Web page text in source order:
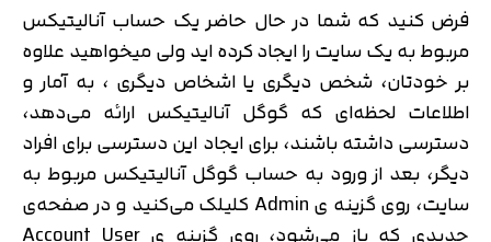
فرض کنید که شما در حال حاضر یک حساب آنالیتیکس
مربوط به یک سایت را ایجاد کرده اید ولی میخواهید علاوه
بر خودتان، شخص دیگری یا اشخاص دیگری ، به آمار و
اطلاعات لحظه‌ای که گوگل آنالیتیکس ارائه می‌دهد،
دسترسی داشته باشند، برای ایجاد این دسترسی برای افراد
دیگر، بعد از ورود به حساب گوگل آنالیتیکس مربوط به
سایت، روی گزینه ی Admin کلیلک می‌کنید و در صفحه‌ی
جدیدی که باز می‌شود، روی گزینه ی Account User